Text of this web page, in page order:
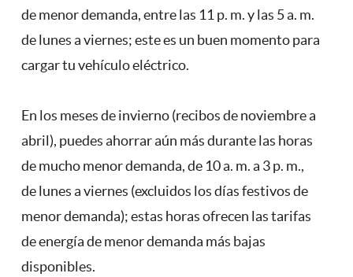
de menor demanda, entre las 11 p. m. y las 5 a. m.
de lunes a viernes; este es un buen momento para
cargar tu vehículo eléctrico.
En los meses de invierno (recibos de noviembre a
abril), puedes ahorrar aún más durante las horas
de mucho menor demanda, de 10 a. m. a 3 p. m.,
de lunes a viernes (excluidos los días festivos de
menor demanda); estas horas ofrecen las tarifas
de energía de menor demanda más bajas
disponibles.